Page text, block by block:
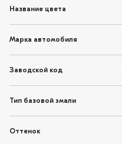
Название цвета
Марка автомобиля
Заводской код
Тип базовой эмали
Оттенок